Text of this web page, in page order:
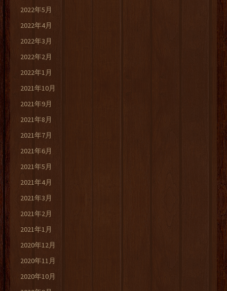
2022年5月
2022年4月
2022年3月
2022年2月
2022年1月
2021年10月
2021年9月
2021年8月
2021年7月
2021年6月
2021年5月
2021年4月
2021年3月
2021年2月
2021年1月
2020年12月
2020年11月
2020年10月